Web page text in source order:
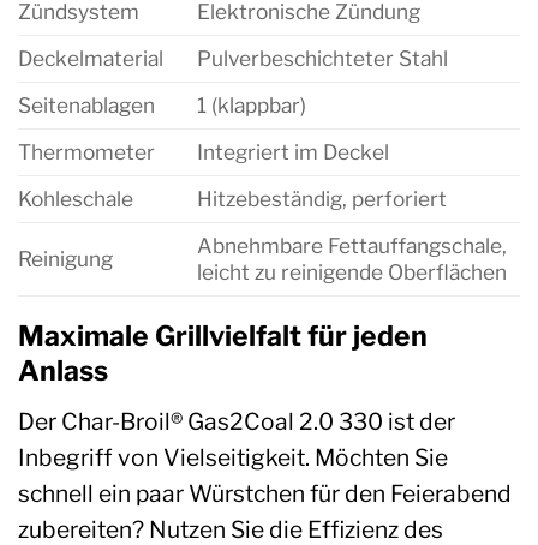
Zündsystem
Elektronische Zündung
Deckelmaterial
Pulverbeschichteter Stahl
Seitenablagen
1 (klappbar)
Thermometer
Integriert im Deckel
Kohleschale
Hitzebeständig, perforiert
Reinigung
Abnehmbare Fettauffangschale,
leicht zu reinigende Oberflächen
Maximale Grillvielfalt für jeden
Anlass
Der Char-Broil® Gas2Coal 2.0 330 ist der
Inbegriff von Vielseitigkeit. Möchten Sie
schnell ein paar Würstchen für den Feierabend
zubereiten? Nutzen Sie die Effizienz des